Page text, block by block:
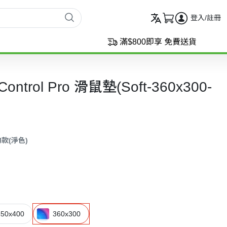
登入/註冊
滿$800即享 免費送貨
Pro 滑鼠墊(Soft-360x300-
(淨色)
360x300